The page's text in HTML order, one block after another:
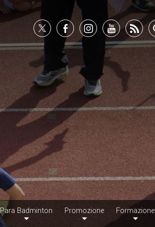
Para Badminton Promozione Formazione